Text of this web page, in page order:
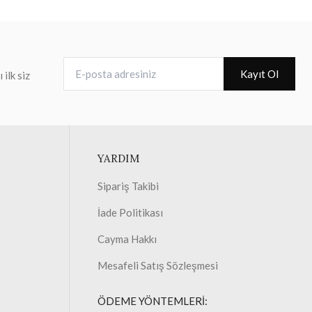
ilk siz
Kayıt Ol
YARDIM
Sipariş Takibi
İade Politikası
Cayma Hakkı
Mesafeli Satış Sözleşmesi
ÖDEME YÖNTEMLERİ: